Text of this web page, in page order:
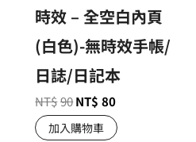
時效 – 全空白內頁
(白色)-無時效手帳/
日誌/日記本
NT$90NT$ 80
加入購物車